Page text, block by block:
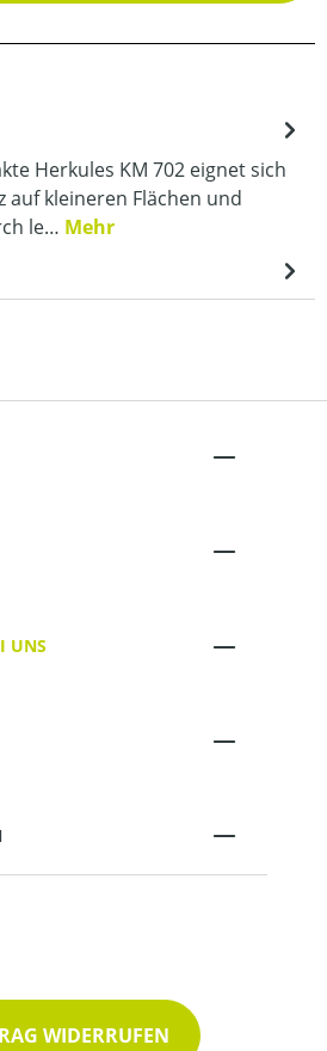
Herkules KM 702 eignet sich
auf kleineren Flächen und
le… Mehr
UNS
WIDERRUFEN